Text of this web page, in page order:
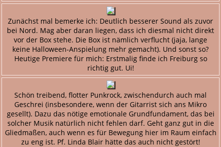
Zunächst mal bemerke ich: Deutlich besserer Sound als zuvor
bei Nord. Mag aber daran liegen, dass ich diesmal nicht direkt
vor der Box stehe. Die Box ist nämlich verflucht (jaja, lange
keine Halloween-Anspielung mehr gemacht). Und sonst so?
Heutige Premiere für mich: Erstmalig finde ich Freiburg so
richtig gut. Ui!
Schön treibend, flotter Punkrock, zwischendurch auch mal
Geschrei (insbesondere, wenn der Gitarrist sich ans Mikro
gesellt). Dazu das nötige emotionale Grundfundament, das bei
solcher Musik natürlich nicht fehlen darf. Geht ganz gut in die
Gliedmaßen, auch wenn es für Bewegung hier im Raum einfach
zu eng ist. Pf. Linda Blair hätte das auch nicht gestört!